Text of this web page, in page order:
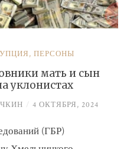
, ПЕРСОНЫ
мать и сын
уклонистах
/ 4 ОКТЯБРЯ, 2024
(ГБР)